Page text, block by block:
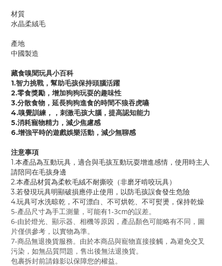
材質
水晶柔絨毛
產地
中國製造
藏食嗅聞玩具小百科
1.智力挑戰，幫助毛孩保持頭腦活躍
2.零食獎勵，增加狗狗玩耍的趣味性
3.分散食物，延長狗狗進食的時間不狼吞虎嚥
4.嗅覺訓練，，刺激毛孩大腦，提高認知能力
5.消耗寵物精力，減少焦慮感
6.增強平時的遊戲娛樂活動，減少無聊感
注意事項
1.本產品為互動玩具，適合與毛孩互動玩耍增進感情，使用時主人
請陪同在毛孩身邊
2.本產品材質為柔軟毛絨不耐撕咬（非磨牙啃咬玩具）
3.若發現玩具明顯破損應停止使用，以防毛孩誤食發生危險
4.玩具可水洗晾乾，不可漂白、不可烘乾、不可熨燙，保持乾燥
5-產品尺寸為手工測量，可能有1-3cm的誤差。
6-由於燈光、顯示器、相機等原因，產品顏色可能略有不同，圖
片僅供參考，以實物為準。
7-商品無退換貨服務。由於本商品與寵物直接接觸，為避免交叉
污染，如無品質問題，售出後無法退換貨。
包裹拆封前請錄影以保障您的權益。